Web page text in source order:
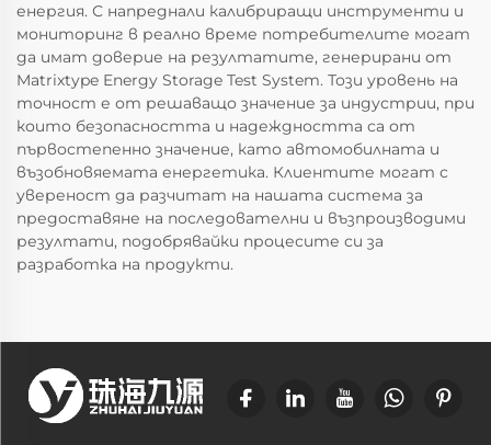
енергия. С напреднали калибриращи инструменти и
мониторинг в реално време потребителите могат
да имат доверие на резултатите, генерирани от
Matrixtype Energy Storage Test System. Този уровень на
точност е от решаващо значение за индустрии, при
които безопасността и надеждността са от
първостепенно значение, като автомобилната и
възобновяемата енергетика. Клиентите могат с
увереност да разчитат на нашата система за
предоставяне на последователни и възпроизводими
резултати, подобрявайки процесите си за
разработка на продукти.